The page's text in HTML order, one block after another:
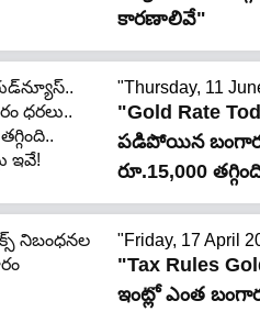
కారణాలివే"
"Thursday, 11
"Gold Rate
పడిపోయిన
రూ.15,000
ఇవే!"
"Friday, 17 April
"Tax Rules
ఇంట్లో ఎంత